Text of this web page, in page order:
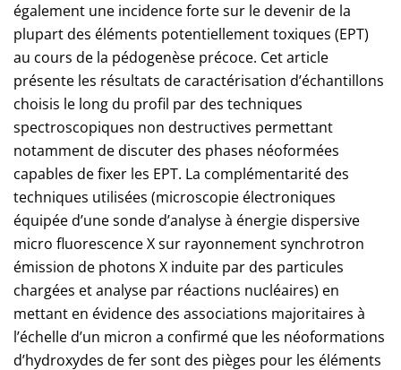
également une incidence forte sur le devenir de la
plupart des éléments potentiellement toxiques (EPT)
au cours de la pédogenèse précoce. Cet article
présente les résultats de caractérisation d’échantillons
choisis le long du profil par des techniques
spectroscopiques non destructives permettant
notamment de discuter des phases néoformées
capables de fixer les EPT. La complémentarité des
techniques utilisées (microscopie électroniques
équipée d’une sonde d’analyse à énergie dispersive
micro fluorescence X sur rayonnement synchrotron
émission de photons X induite par des particules
chargées et analyse par réactions nucléaires) en
mettant en évidence des associations majoritaires à
l’échelle d’un micron a confirmé que les néoformations
d’hydroxydes de fer sont des pièges pour les éléments